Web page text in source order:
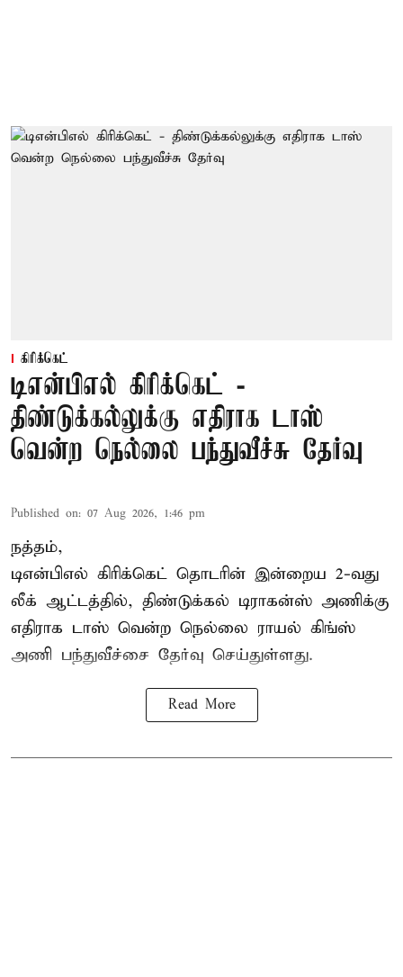
கிரிக்கெட்
டிஎன்பிஎல் கிரிக்கெட் -
திண்டுக்கல்லுக்கு எதிராக டாஸ்
வென்ற நெல்லை பந்துவீச்சு தேர்வு
Published on: 07 Aug 2026, 1:46 pm
நத்தம்,
டிஎன்பிஎல் கிரிக்கெட் தொடரின் இன்றைய 2-வது
லீக் ஆட்டத்தில், திண்டுக்கல் டிராகன்ஸ் அணிக்கு
எதிராக டாஸ் வென்ற நெல்லை ராயல் கிங்ஸ்
அணி பந்துவீச்சை தேர்வு செய்துள்ளது.
Read More